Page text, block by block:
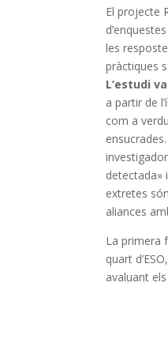
El projecte
les
pràctiques
L’estudi
a partir de
com a
detectada»
extretes
aliances
La primera
quart
avaluant